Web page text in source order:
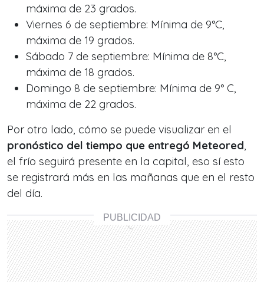
máxima de 23 grados.
Viernes 6 de septiembre: Mínima de 9°C,
máxima de 19 grados.
Sábado 7 de septiembre: Mínima de 8°C,
máxima de 18 grados.
Domingo 8 de septiembre: Mínima de 9° C,
máxima de 22 grados.
Por otro lado, cómo se puede visualizar en el
pronóstico del tiempo que entregó Meteored,
el frío seguirá presente en la capital, eso sí esto
se registrará más en las mañanas que en el resto
del día.